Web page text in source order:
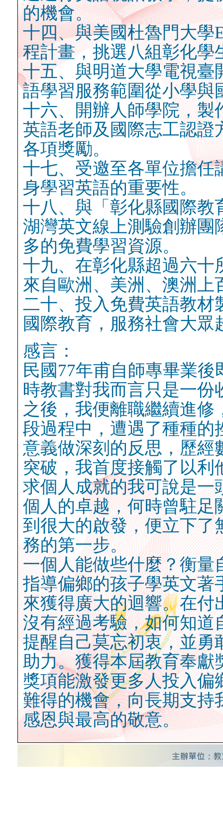
的機會。
十四、與美國杜魯門大學
程計畫，挑選八組彰化學
十五、與明道大學電視臺
語學習服務範圍從小學與
十六、開辦人師學院，製
英語老師及國際志工認證
各項獎勵。
十七、受邀至各單位擔任
身學習英語的重要性。
十八、與「彰化縣國際教
湖灣英文線上測驗創辦團
多的免費學習資源。
十九、在彰化縣超過六十
來自歐洲、美洲、澳洲上
二十、投入免費英語教材
國際教育，服務社會大
感言：
民國77年甫自師專畢業
時教書對我而言只是一
之後，我便離職繼續進
段過程中，遭遇了種種的
意義做深刻的反思，歷經
突破，我首度接觸了以
求個人成就的我可說是一
個人的卓越，何時曾駐足
到很大的啟發，便立下
務的第一步。
一個人能做些什麼？衡量
指導偏鄉的孩子學英文著
來獲得廣大的迴響。在付
沒有經過考驗，如何知道
提醒自己莫忘初衷，並勇
助力。獲得本屆教育奉獻
獎項能激發更多人投入
難得的機會，向長期支
感恩與最高的敬意。